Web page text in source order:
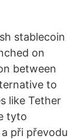
stablecoin
on
between
to
like Tether
tyto
při převodu